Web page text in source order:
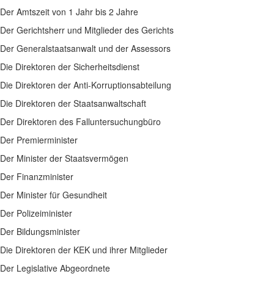
Der Amtszeit von 1 Jahr bis 2 Jahre
Der Gerichtsherr und Mitglieder des Gerichts
Der Generalstaatsanwalt und der Assessors
Die Direktoren der Sicherheitsdienst
Die Direktoren der Anti-Korruptionsabteilung
Die Direktoren der Staatsanwaltschaft
Der Direktoren des Falluntersuchungbüro
Der Premierminister
Der Minister der Staatsvermögen
Der Finanzminister
Der Minister für Gesundheit
Der Polizeiminister
Der Bildungsminister
Die Direktoren der KEK und ihrer Mitglieder
Der Legislative Abgeordnete